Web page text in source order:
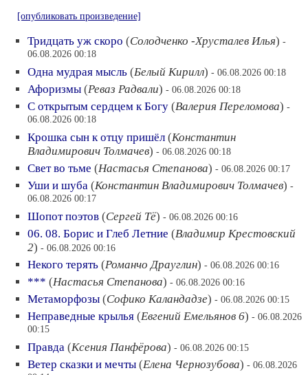
[опубликовать произведение]
Тридцать уж скоро (Солодченко -Хрусталев Илья) -
06.08.2026 00:18
Одна мудрая мысль (Белый Кирилл) - 06.08.2026 00:18
Афоризмы (Реваз Радвали) - 06.08.2026 00:18
С открытым сердцем к Богу (Валерия Переломова) -
06.08.2026 00:18
Крошка сын к отцу пришёл (Константин
Владимирович Толмачев) - 06.08.2026 00:18
Свет во тьме (Настасья Степанова) - 06.08.2026 00:17
Уши и шуба (Константин Владимирович Толмачев) -
06.08.2026 00:17
Шопот поэтов (Сергей Тё) - 06.08.2026 00:16
06. 08. Борис и Глеб Летние (Владимир Крестовский
2) - 06.08.2026 00:16
Некого терять (Романчо Драуглин) - 06.08.2026 00:16
*** (Настасья Степанова) - 06.08.2026 00:16
Метаморфозы (Софико Каландадзе) - 06.08.2026 00:15
Неправедные крылья (Евгений Емельянов 6) - 06.08.2026
00:15
Правда (Ксения Панфёрова) - 06.08.2026 00:15
Ветер сказки и мечты (Елена Чернозубова) - 06.08.2026